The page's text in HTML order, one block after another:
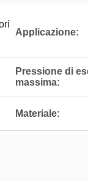
Applicazione:
Pressione di
massima:
Materiale: